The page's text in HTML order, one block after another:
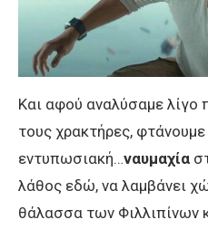
Και αφού αναλύσαμε λίγο
τους χρακτήρες,
εντυπωσιακή…ναυμαχία
λάθος εδώ, να λαμβάνει
θάλασσα των Φιλλιπίνων